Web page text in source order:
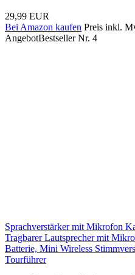
29,99 EUR
Bei Amazon kaufen Preis inkl.
AngebotBestseller Nr. 4
Sprachverstärker mit Mikrofon
Tragbarer Lautsprecher mit
Batterie, Mini Wireless
Tourführer